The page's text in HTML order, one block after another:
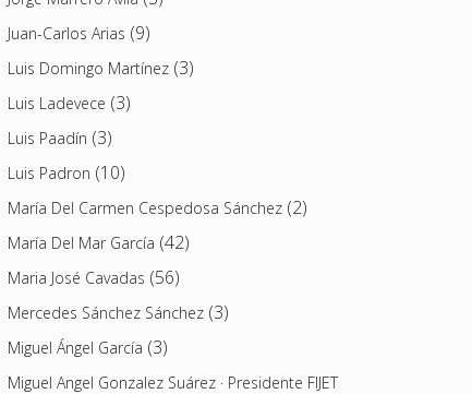
Juan-Carlos Arias (9)
Luis Domingo Martínez(3)
Luis Ladevece (3)
Luis Paadín (3)
Luis Padron (10)
María Del Carmen Cespedosa Sánchez(2)
María Del Mar García (42)
Maria José Cavadas (56)
Mercedes Sánchez Sánchez(3)
Miguel Ángel García (3)
Miguel Angel Gonzalez Suárez · Presidente FIJET